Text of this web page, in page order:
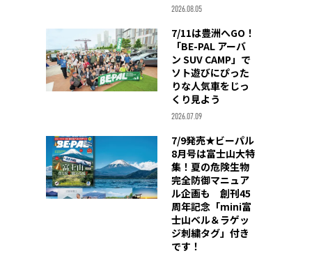
2026.08.05
7/11は豊洲へGO！
「BE-PAL アーバ
ン SUV CAMP」で
ソト遊びにぴった
りな人気車をじっ
くり見よう
2026.07.09
7/9発売★ビーパル
8月号は富士山大特
集！夏の危険生物
完全防御マニュア
ル企画も 創刊45
周年記念「mini富
士山ベル＆ラゲッ
ジ刺繍タグ」付き
です！